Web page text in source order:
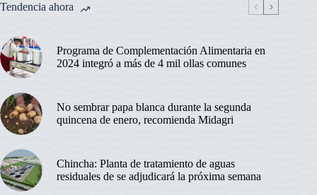
Tendencia ahora
Programa de Complementación Alimentaria en
2024 integró a más de 4 mil ollas comunes
No sembrar papa blanca durante la segunda
quincena de enero, recomienda Midagri
Chincha: Planta de tratamiento de aguas
residuales de se adjudicará la próxima semana